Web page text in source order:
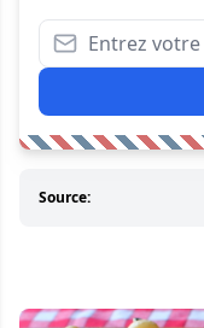
Source: